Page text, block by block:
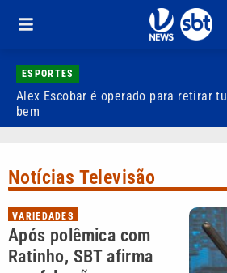
ESPORTES
Alex Escobar é operado para retirar
bem
Notícias Televisão
VARIEDADES
Após polêmica com
Ratinho, SBT afirma